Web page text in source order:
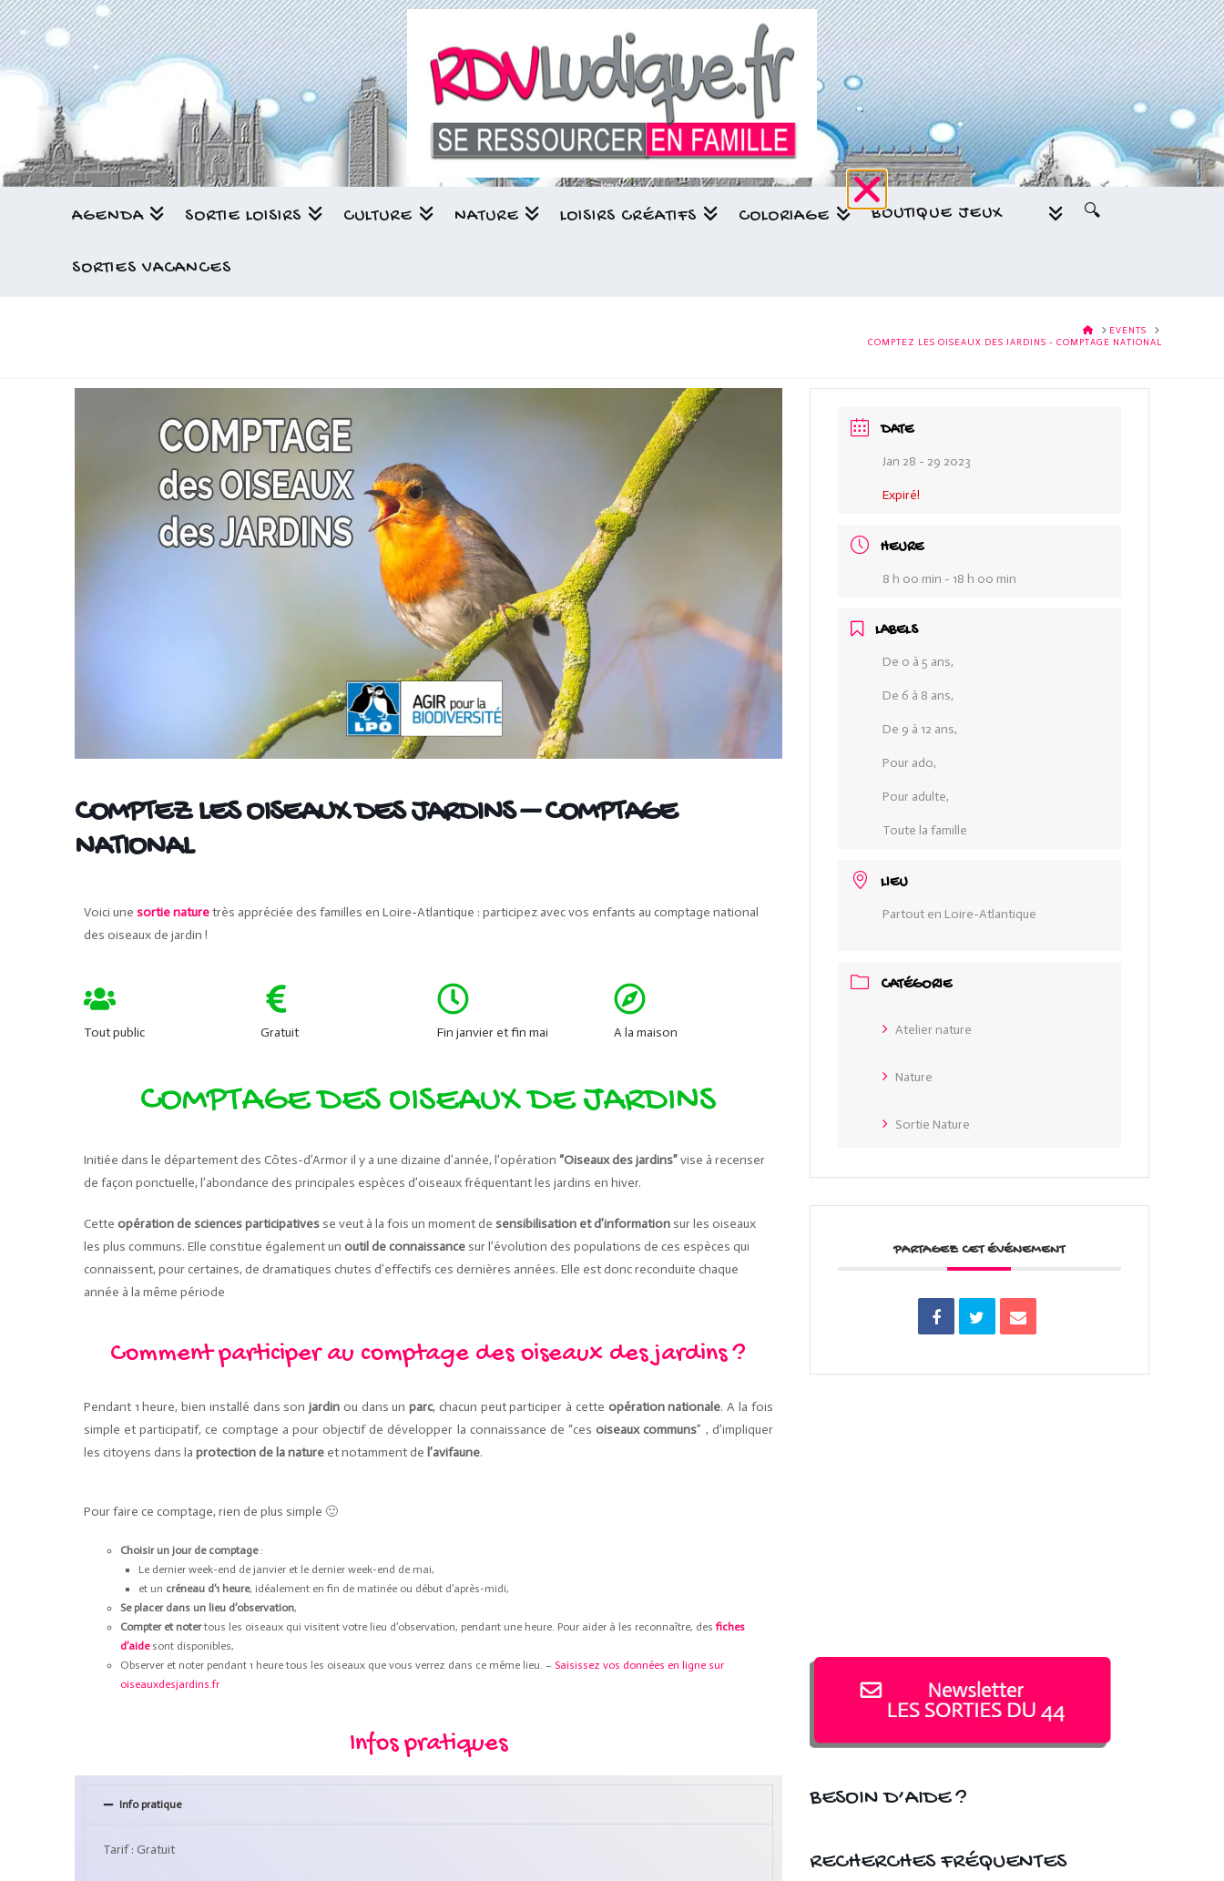
AGENDA SORTIE LOISIRS CULTURE NATURE LOISIRS CRÉATIFS COLORIAGE BOUTIQUE JEUX 🔍
SORTIES VACANCES
HOMEEVENTS
COMPTEZ LES OISEAUX DES JARDINS - COMPTAGE NATIONAL
COMPTEZ LES OISEAUX DES JARDINS – COMPTAGE
NATIONAL
Voici une sortie naturetrès appréciée des familles en Loire-Atlantique : participez avec vos enfants au comptage national
des oiseaux de jardin !
Tout public Gratuit Fin janvier et fin mai A la maison
COMPTAGE DES OISEAUX DE JARDINS
Initiée dans le département des Côtes-d’Armor il y a une dizaine d’année, l’opération “Oiseaux des jardins”vise à recenser
de façon ponctuelle, l’abondance des principales espèces d’oiseaux fréquentant les jardins en hiver.
Cette opération de sciences participatives se veut à la fois un moment de sensibilisation et d’information sur les oiseaux
les plus communs. Elle constitue également un outil de connaissance sur l’évolution des populations de ces espèces qui
connaissent, pour certaines, de dramatiques chutes d’effectifs ces dernières années. Elle est donc reconduite chaque
année à la même période
Comment participer au comptage des oiseaux des jardins ?
Pendant 1 heure, bien installé dans sonjardin ou dans unparc, chacun peut participer à cette opération nationale. A la fois
simple et participatif, ce comptage a pour objectif de développer la connaissance de “cesoiseaux communs” , d’impliquer
les citoyens dans la protection de la nature et notamment de l’avifaune.
Pour faire ce comptage, rien de plus simple 🙂
Choisir un jour de comptage:
Le dernier week-end de janvier et le dernier week-end de mai,
et un créneau d’1 heure, idéalement en fin de matinée ou début d’après-midi,
Se placer dans un lieu d’observation,
Compter et notertous les oiseaux qui visitent votre lieu d’observation, pendant une heure. Pour aider à les reconnaître, desfiches
d’aidesont disponibles,
Observer et noter pendant 1 heure tous les oiseaux que vous verrez dans ce même lieu. – Saisissez vos données en ligne sur
oiseauxdesjardins.fr
Infos pratiques
Info pratique
Tarif : Gratuit
DATE
Jan 28 - 29 2023
Expiré!
HEURE
8 h 00 min - 18 h 00 min
LABELS
De 0 à 5 ans,
De 6 à 8 ans,
De 9 à 12 ans,
Pour ado,
Pour adulte,
Toute la famille
LIEU
Partout en Loire-Atlantique
CATÉGORIE
Atelier nature
Nature
Sortie Nature
PARTAGEZ CET ÉVÉNEMENT
BESOIN D’AIDE ?
RECHERCHES FRÉQUENTES